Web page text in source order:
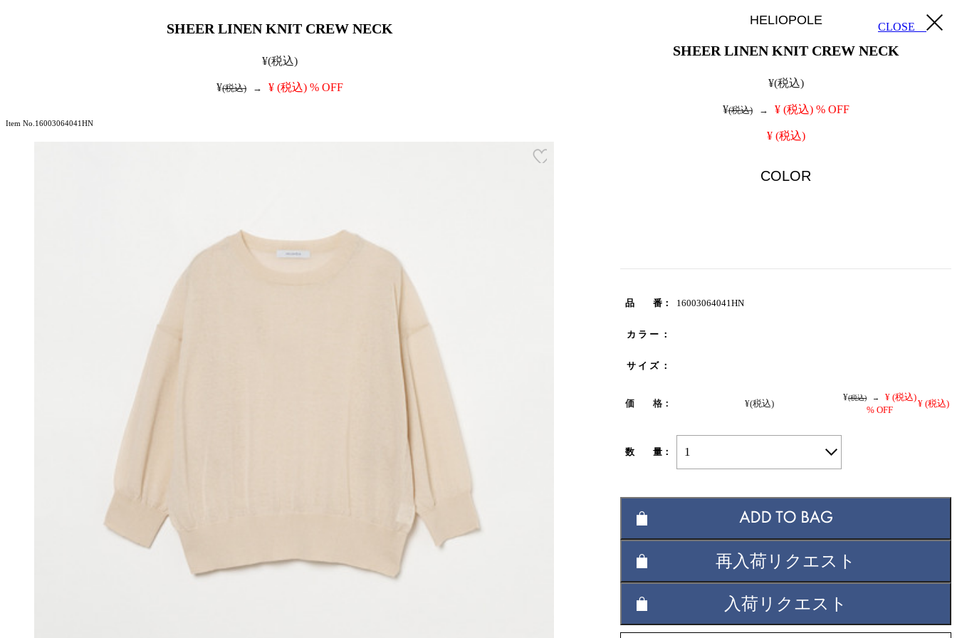
SHEER LINEN KNIT CREW NECK
¥(税込)
¥(税込) → ¥ (税込) % OFF
Item No.16003064041HN
HELIOPOLE
SHEER LINEN KNIT CREW NECK
¥(税込)
¥(税込) → ¥ (税込) % OFF
¥ (税込)
COLOR
品 番： 16003064041HN
カ ラ ー ：
サ イ ズ ：
価 格： ¥(税込)
¥(税込) → ¥ (税込)
% OFF
¥ (税込)
数 量： 1
再入荷リクエスト
入荷リクエスト
CLOSE